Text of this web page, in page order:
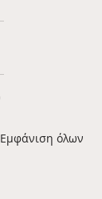
Εμφάνιση όλων